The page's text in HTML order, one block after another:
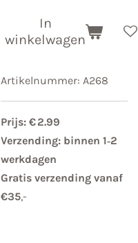
In
winkelwagen
Artikelnummer: A268
Prijs: € 2.99
Verzending: binnen 1‑2
werkdagen
Gratis verzending vanaf
€35,-